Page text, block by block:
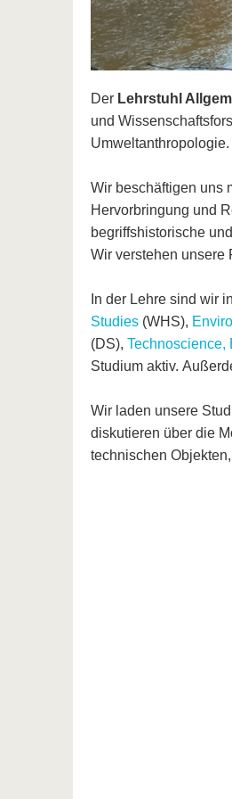
Der Lehrstuhl
und
Umweltanthropologie.
Wir beschäftigen uns
Hervorbringung und
begriffshistorische
Wir verstehen unsere
In der Lehre sind wir
Studies (WHS),
(DS), Technoscience,
Studium aktiv.
Wir laden unsere
diskutieren über die
technischen